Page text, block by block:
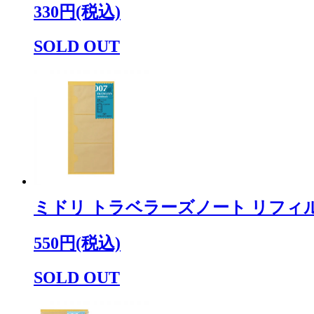
330円(税込)
SOLD OUT
ミドリ トラベラーズノート リフィ
550円(税込)
SOLD OUT